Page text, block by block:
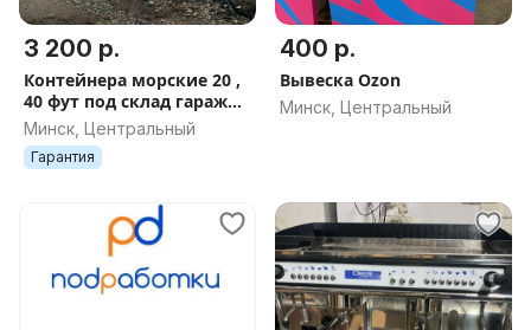
3 200 р.
Контейнера морские 20 ,
40 фут под склад гараж
бытовк сарай вагончик
офис дачу баню кафе
магазин
Минск, Центральный
Гарантия
400 р.
Вывеска Ozon
Минск, Центральный